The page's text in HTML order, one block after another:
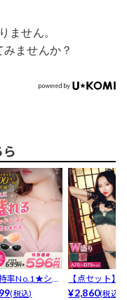
ません。
ませんか？
率No.1★シリ
100％ヌー...
(税込)
【点セット】
ープローズリ
¥2,860(税込)